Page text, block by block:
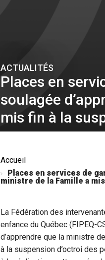
ACTUALITÉS
Places en
soulagée
mis fin à la
Accueil
Places en services de
ministre de la Famille a
La Fédération des
enfance du Québec (FIPEQ-
d’apprendre que la ministre
à la suspension d’octroi des